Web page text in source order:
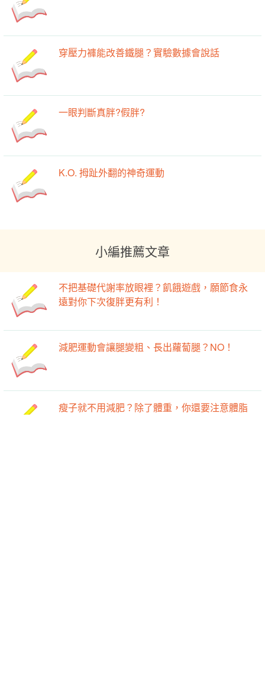
穿壓力褲能改善鐵腿？實驗數據會說話
一眼判斷真胖?假胖?
K.O. 拇趾外翻的神奇運動
小編推薦文章
不把基礎代謝率放眼裡？飢餓遊戲，願節食永
遠對你下次復胖更有利！
減肥運動會讓腿變粗、長出蘿蔔腿？NO！
瘦子就不用減肥？除了體重，你還要注意體脂